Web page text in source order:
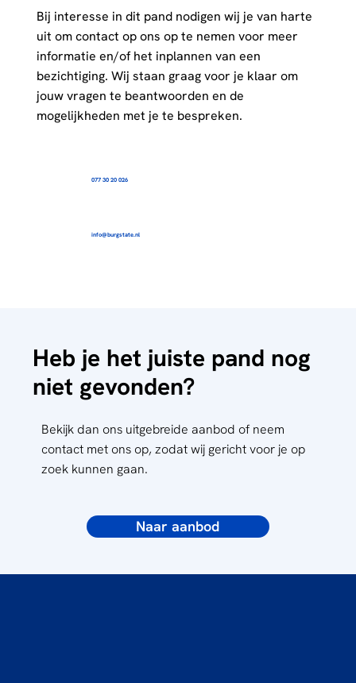
Bij interesse in dit pand nodigen wij je van harte
uit om contact op ons op te nemen voor meer
informatie en/of het inplannen van een
bezichtiging. Wij staan graag voor je klaar om
jouw vragen te beantwoorden en de
mogelijkheden met je te bespreken.
077 30 20 026
info@burgstate.nl
Heb je het juiste pand nog
niet gevonden?
Bekijk dan ons uitgebreide aanbod of neem
contact met ons op, zodat wij gericht voor je op
zoek kunnen gaan.
Naar aanbod